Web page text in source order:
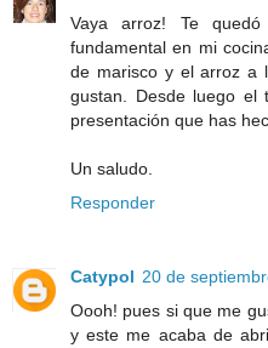
Vaya arroz! Te
fundamental en mi
de marisco y el arroz a
gustan. Desde luego el
presentación que has
Un saludo.
Responder
Catypol 20 de
Oooh! pues si que me
y este me acaba de